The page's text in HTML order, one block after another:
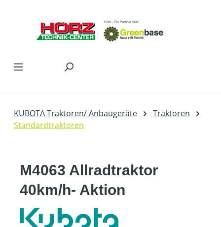
KUBOTA Traktoren/ Anbaugeräte
Traktoren
Standardtraktoren
M4063 Allradtraktor
40km/h- Aktion